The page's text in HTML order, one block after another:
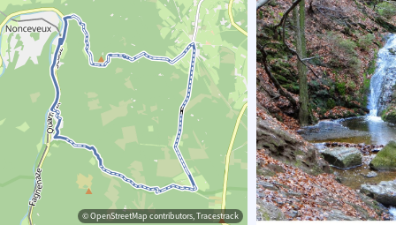
© OpenStreetMap contributors, Tracestrack